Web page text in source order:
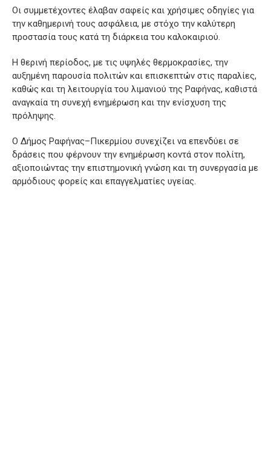
Οι συμμετέχοντες έλαβαν σαφείς και χρήσιμες οδηγίες για
την καθημερινή τους ασφάλεια, με στόχο την καλύτερη
προστασία τους κατά τη διάρκεια του καλοκαιριού.
Η θερινή περίοδος, με τις υψηλές θερμοκρασίες, την
αυξημένη παρουσία πολιτών και επισκεπτών στις παραλίες,
καθώς και τη λειτουργία του λιμανιού της Ραφήνας, καθιστά
αναγκαία τη συνεχή ενημέρωση και την ενίσχυση της
πρόληψης.
Ο Δήμος Ραφήνας–Πικερμίου συνεχίζει να επενδύει σε
δράσεις που φέρνουν την ενημέρωση κοντά στον πολίτη,
αξιοποιώντας την επιστημονική γνώση και τη συνεργασία με
αρμόδιους φορείς και επαγγελματίες υγείας.